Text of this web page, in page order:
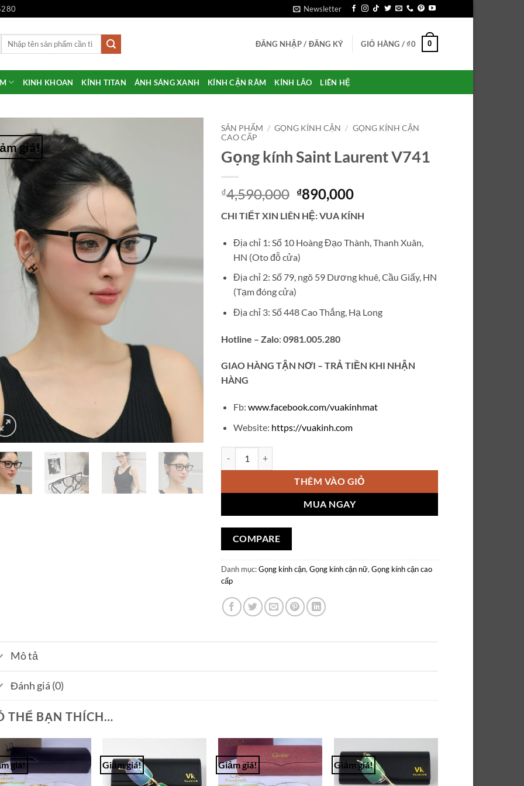
Newsletter
Tìm
ĐĂNG NHẬP / ĐĂNG KÝ GIỎ HÀNG /₫0 0
KINH KHOAN KÍNH TITAN ÁNH SÁNG XANH KÍNH CẬN RÂM KÍNH LÃO LIÊN HỆ
giá!
SẢN PHẨM / GỌNG KÍNH CẬN / GỌNG KÍNH CẬN
CAO CẤP
Gọng kính Saint Laurent V741
₫4,590,000 Giá
gốc
là:
₫4,590,000.
₫890,000Giá
tại
₫890,000.
CHI TIẾT XIN LIÊN HỆ: VUA KÍNH
Địa chỉ 1: Số 10 Hoàng Đạo Thành, Thanh Xuân,
HN (Oto đỗ cửa)
Địa chỉ 2: Số 79, ngõ 59 Dương khuê, Cầu Giấy, HN
(Tạm đóng cửa)
Địa chỉ 3: Số 448 Cao Thắng, Hạ Long
Hotline – Zalo:0981.005.280
GIAO HÀNG TẬN NƠI – TRẢ TIỀN KHI NHẬN
HÀNG
Fb:www.facebook.com/vuakinhmat
Website: https://vuakinh.com
THÊM VÀO GIỎ
MUA NGAY
COMPARE
Danh mục:Gọng kính cận,Gọng kính cận nữ,Gọng kính cận cao
cấp
Mô tả
Đánh giá (0)
THỂ BẠN THÍCH…
giá! Giảm giá!
Wishlist
Giảm giá!
Add to
Wishlist
Giảm giá!
Add to
Wishlist